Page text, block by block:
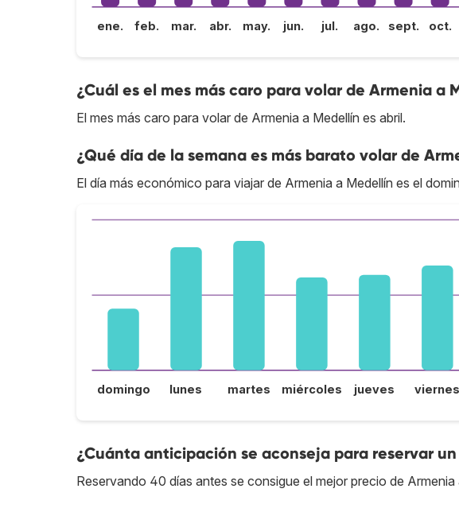
ene. feb. mar. abr. may. jun. jul. ago. sept. oct.
¿Cuál es el mes más caro para volar de Armenia a
El mes más caro para volar de Armenia a Medellín es abril.
¿Qué día de la semana es más barato volar de
El día más económico para viajar de Armenia a Medellín es el
domingo lunes martes miércoles jueves viernes
¿Cuánta anticipación se aconseja para reservar
Reservando 40 días antes se consigue el mejor precio de Armenia